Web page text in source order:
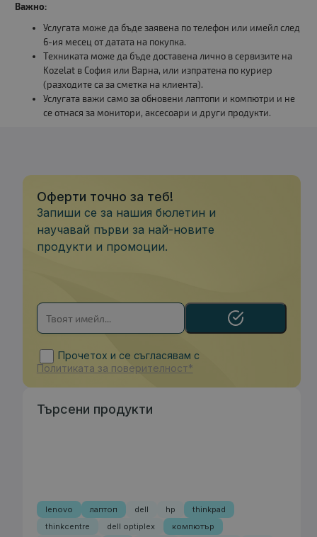
Важно:
Услугата може да бъде заявена по телефон или имейл след
6-ия месец от датата на покупка.
Техниката може да бъде доставена лично в сервизите на
Kozelat в София или Варна, или изпратена по куриер
(разходите са за сметка на клиента).
Услугата важи само за обновени лаптопи и компютри и не
се отнася за монитори, аксесоари и други продукти.
Оферти точно за теб!
Запиши се за нашия бюлетин и
научавай първи за най-новите
продукти и промоции.
Прочетох и се съгласявам с
Политиката за поверителност*
Търсени продукти
lenovo лаптоп dell hp
thinkpad
thinkcentre
dell optiplex
компютър